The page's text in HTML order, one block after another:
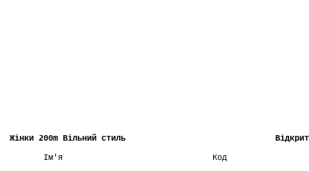
Жінки 200m Вільний стиль
       Ім'я                               Код